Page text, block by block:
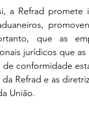
a Refrad promete
que as
jurídicos que as
conformidade
Refrad e as
União.